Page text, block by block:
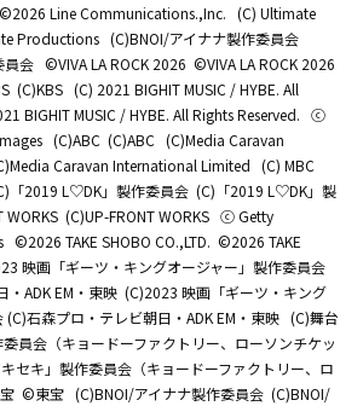
©2026 Line Communications.,Inc. (C) Ultimate
Productions (C)BNOI/アイナナ製作委員会
員会 ©️VIVA LA ROCK 2026 ©️VIVA LA ROCK 2026
(C)KBS (C) 2021 BIGHIT MUSIC / HYBE. All
BIGHIT MUSIC / HYBE. All Rights Reserved. ⓒ
(C)ABC (C)ABC (C)Media Caravan
Caravan International Limited (C) MBC
「2019 L♡DK」製作委員会 (C)「2019 L♡DK」製
WORKS (C)UP-FRONT WORKS ⓒ Getty
©2026 TAKE SHOBO CO.,LTD. ©2026 TAKE
映画「ギーツ・キングオージャー」製作委員会
・ADK EM・東映 (C)2023 映画「ギーツ・キング
石森プロ・テレビ朝日・ADK EM・東映 (C)舞台
委員会（キョードーファクトリー、ローソンチケッ
セキ」製作委員会（キョードーファクトリー、ロ
©東宝 (C)BNOI/アイナナ製作委員会 (C)BNOI/